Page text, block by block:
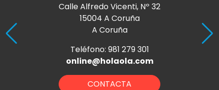
Calle Alfredo Vicenti, Nº 32
15004 A Coruña
A Coruña
Teléfono: 981 279 301
online@holaola.com
CONTACTA